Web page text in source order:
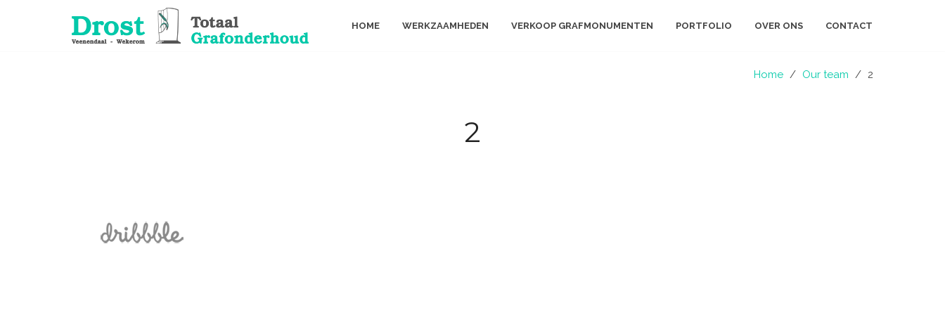
HOME WERKZAAMHEDEN VERKOOP GRAFMONUMENTEN PORTFOLIO OVER ONS CONTACT
Home / Our team / 2
2